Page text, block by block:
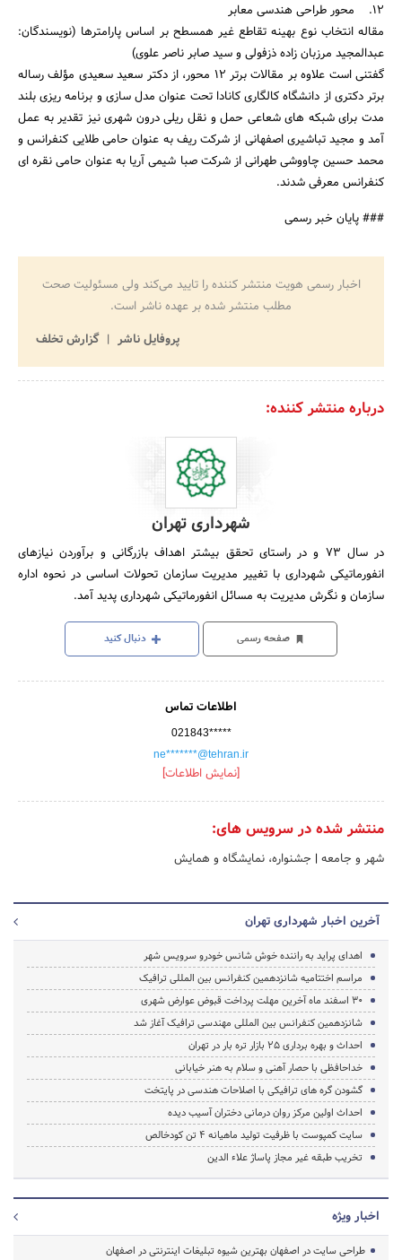
12. محور طراحی هندسی معابر
مقاله انتخاب نوع بهینه تقاطع غیر همسطح بر اساس پارامترها (نویسندگان:
عبدالمجید مرزبان زاده ذزفولی و سید صابر ناصر علوی)
گفتنی است علاوه بر مقالات برتر 12 محور، از دکتر سعید سعیدی مؤلف رساله
برتر دکتری از دانشگاه کالگاری کانادا تحت عنوان مدل سازی و برنامه ریزی بلند
مدت برای شبکه های شعاعی حمل و نقل ریلی درون شهری نیز تقدیر به عمل
آمد و مجید تباشیری اصفهانی از شرکت ریف به عنوان حامی طلایی کنفرانس و
محمد حسین چاووشی طهرانی از شرکت صبا شیمی آریا به عنوان حامی نقره ای
کنفرانس معرفی شدند.
### پایان خبر رسمی
اخبار رسمی هویت منتشر کننده را تایید می‌کند ولی مسئولیت صحت
مطلب منتشر شده بر عهده ناشر است.
پروفایل ناشر
گزارش تخلف
درباره منتشر کننده:
شهرداری تهران
در سال‌ 73 و در راستای‌ تحقق‌ بیشتر اهداف‌ بازرگانی‌ و برآوردن‌ نیازهای‌
انفورماتیکی‌ شهرداری‌ با تغییر مدیریت‌ سازمان‌ تحولات‌ اساسی‌ در نحوه‌ اداره‌
سازمان‌ و نگرش‌ مدیریت‌ به‌ مسائل‌ انفورماتیکی‌ شهرداری‌ پدید آمد.
صفحه رسمی دنبال کنید
اطلاعات تماس
021843*****
ne*******@tehran.ir
[نمایش اطلاعات]
منتشر شده در سرویس های:
شهر و جامعه | جشنواره، نمایشگاه و همایش
آخرین اخبار شهرداری تهران
اهدای پراید به راننده خوش شانس خودرو سرویس شهر
مراسم اختتامیه شانزدهمین کنفرانس بین المللی ترافیک
30 اسفند ماه آخرین مهلت پرداخت قبوض عوارض شهری
شانزدهمین کنفرانس بین المللی مهندسی ترافیک آغاز شد
احداث و بهره برداری 25 بازار تره بار در تهران
خداحافظی با حصار آهنی و سلام به هنر خیابانی
گشودن گره های ترافیکی با اصلاحات هندسی در پایتخت
احداث اولین مرکز روان درمانی دختران آسیب دیده
سایت کمپوست با ظرفیت تولید ماهیانه 4 تن کودخالص
تخریب طبقه غیر مجاز پاساژ علاء الدین
اخبار ویژه
طراحی سایت در اصفهان بهترین شیوه تبلیغات اینترنتی در اصفهان